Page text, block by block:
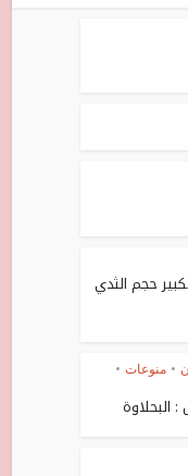
حجم الثدي
• منوعات •
البحلاوة